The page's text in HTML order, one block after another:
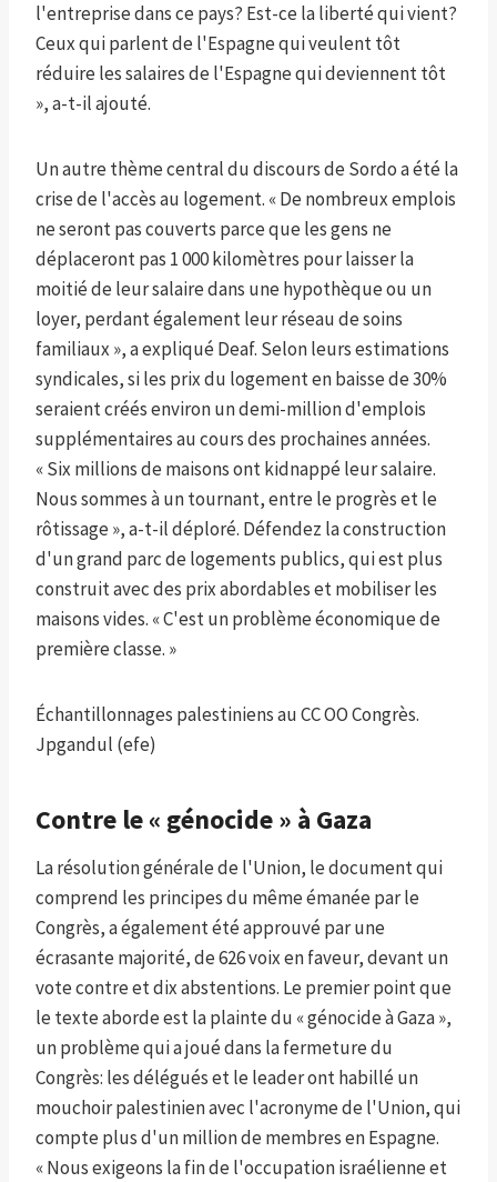
l'entreprise dans ce pays? Est-ce la liberté qui vient?
Ceux qui parlent de l'Espagne qui veulent tôt
réduire les salaires de l'Espagne qui deviennent tôt
», a-t-il ajouté.
Un autre thème central du discours de Sordo a été la
crise de l'accès au logement. « De nombreux emplois
ne seront pas couverts parce que les gens ne
déplaceront pas 1 000 kilomètres pour laisser la
moitié de leur salaire dans une hypothèque ou un
loyer, perdant également leur réseau de soins
familiaux », a expliqué Deaf. Selon leurs estimations
syndicales, si les prix du logement en baisse de 30%
seraient créés environ un demi-million d'emplois
supplémentaires au cours des prochaines années.
« Six millions de maisons ont kidnappé leur salaire.
Nous sommes à un tournant, entre le progrès et le
rôtissage », a-t-il déploré. Défendez la construction
d'un grand parc de logements publics, qui est plus
construit avec des prix abordables et mobiliser les
maisons vides. « C'est un problème économique de
première classe. »
Échantillonnages palestiniens au CC OO Congrès.
Jpgandul (efe)
Contre le « génocide » à Gaza
La résolution générale de l'Union, le document qui
comprend les principes du même émanée par le
Congrès, a également été approuvé par une
écrasante majorité, de 626 voix en faveur, devant un
vote contre et dix abstentions. Le premier point que
le texte aborde est la plainte du « génocide à Gaza »,
un problème qui a joué dans la fermeture du
Congrès: les délégués et le leader ont habillé un
mouchoir palestinien avec l'acronyme de l'Union, qui
compte plus d'un million de membres en Espagne.
« Nous exigeons la fin de l'occupation israélienne et